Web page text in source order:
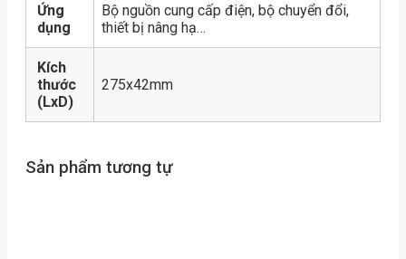
Ứng
dụng
Bộ nguồn cung cấp điện, bộ chuyển đổi,
thiết bị nâng hạ…
Kích
thước
(LxD)
275x42mm
Sản phẩm tương tự